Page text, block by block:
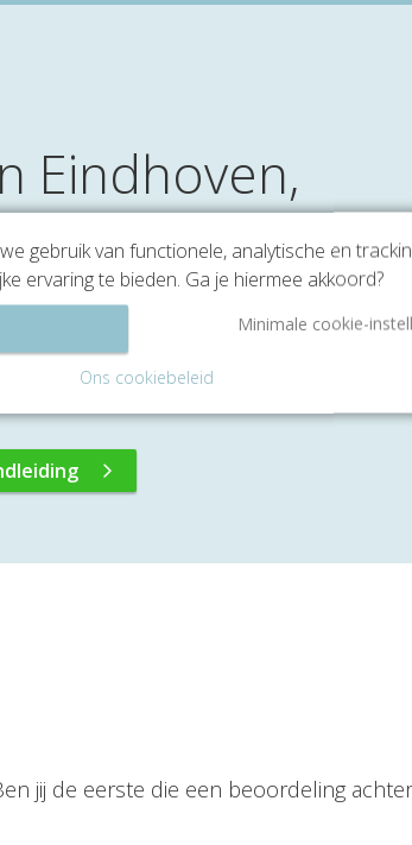
Eindhoven,
307
Innovatief, inspirerend & centraal
jij de eerste die een beoordeling
gebruik van functionele, analytische en
ervaring te bieden. Ga je hiermee akkoord?
Minimale cookie-
Ons cookiebeleid